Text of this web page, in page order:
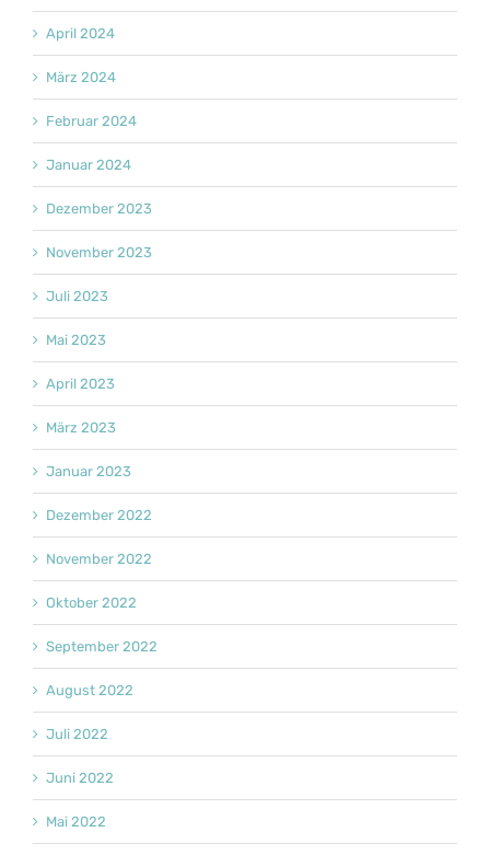
April 2024
März 2024
Februar 2024
Januar 2024
Dezember 2023
November 2023
Juli 2023
Mai 2023
April 2023
März 2023
Januar 2023
Dezember 2022
November 2022
Oktober 2022
September 2022
August 2022
Juli 2022
Juni 2022
Mai 2022